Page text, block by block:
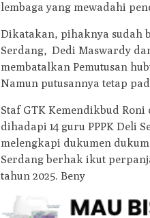
lembaga yang mewadahi
Dikatakan, pihaknya sudah
Serdang, Dedi Maswardy
membatalkan Pemutusan
Namun putusannya tetap
Staf GTK Kemendikbud
dihadapi 14 guru PPPK Deli
melengkapi dukumen
Serdang berhak ikut
tahun 2025. Beny